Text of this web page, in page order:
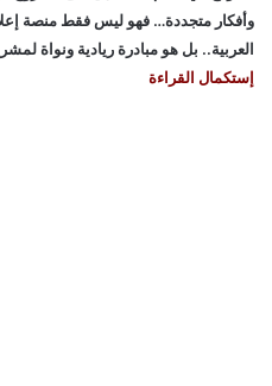
وأفكار متجددة… فهو ليس فقط منصة
العربية.. بل هو مبادرة ريادية ونواة
إستكمال القراءة